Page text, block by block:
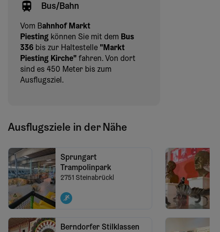
Bus/Bahn
Vom Bahnhof Markt
Piesting können Sie mit dem Bus
336 bis zur Haltestelle "Markt
Piesting Kirche" fahren. Von dort
sind es 450 Meter bis zum
Ausflugsziel.
Ausflugsziele in der Nähe
Sprungart
Trampolinpark
2751 Steinabrückl
Berndorfer Stilklassen